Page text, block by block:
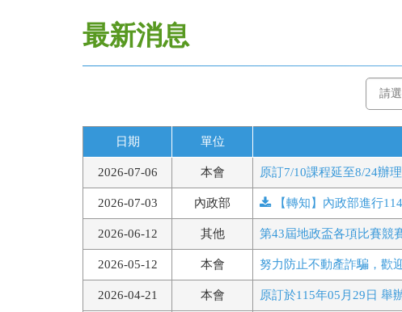
最新消息
日期 單位
2026-07-06 本會 原訂7/10課程延至8/24辦理
2026-07-03 內政部 【轉知】內政部進行
2026-06-12 其他 第43屆地政盃各項比賽競
2026-05-12 本會 努力防止不動產詐騙，歡
2026-04-21 本會 原訂於115年05月29日 舉